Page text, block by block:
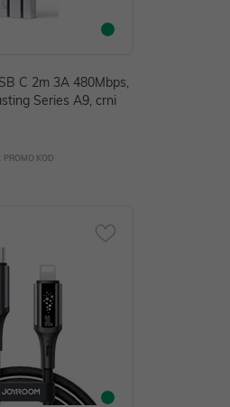
C 2m 3A 480Mbps,
Series A9, crni
PROMO KOD